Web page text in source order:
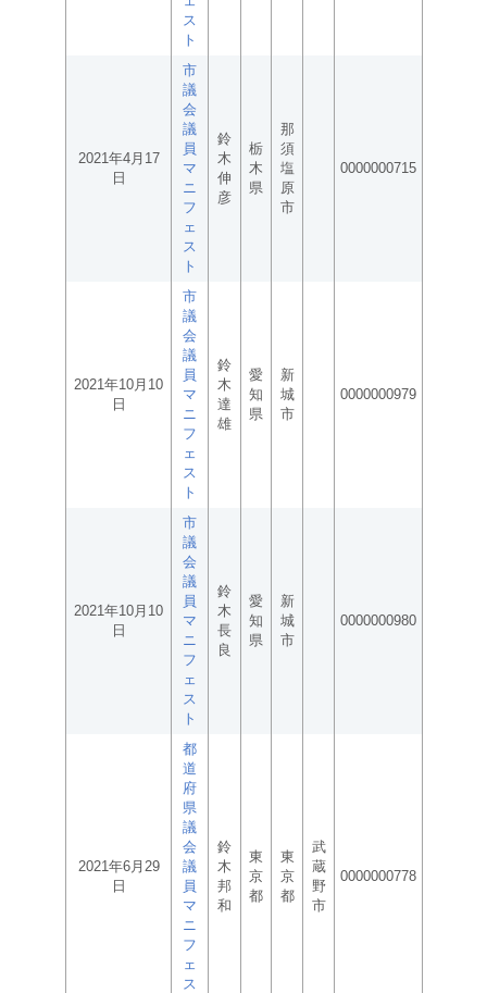
ス
ト
2021年4月17
日
市
議
会
議
員
マ
ニ
フ
ェ
ス
ト
鈴
木
伸
彦
栃
木
県
那
須
塩
原
市
0000000715
2021年10月10
日
市
議
会
議
員
マ
ニ
フ
ェ
ス
ト
鈴
木
達
雄
愛
知
県
新
城
市
0000000979
2021年10月10
日
市
議
会
議
員
マ
ニ
フ
ェ
ス
ト
鈴
木
長
良
愛
知
県
新
城
市
0000000980
2021年6月29
日
都
道
府
県
議
会
議
員
マ
ニ
フ
ェ
ス
鈴
木
邦
和
東
京
都
東
京
都
武
蔵
野
市
0000000778